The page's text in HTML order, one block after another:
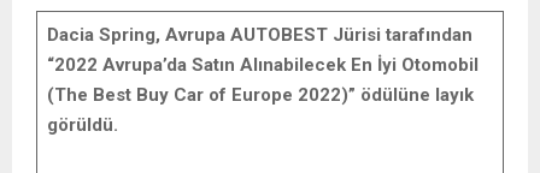
Dacia Spring, Avrupa AUTOBEST Jürisi tarafından
“2022 Avrupa’da Satın Alınabilecek En İyi Otomobil
(The Best Buy Car of Europe 2022)” ödülüne layık
görüldü.